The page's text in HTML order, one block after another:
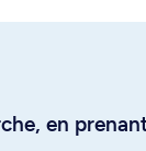
en